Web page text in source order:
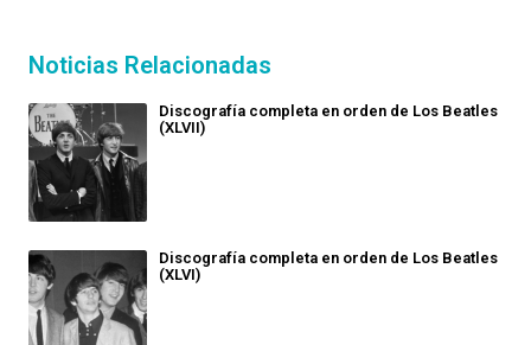
Noticias Relacionadas
Discografía completa en orden de Los Beatles
(XLVII)
Discografía completa en orden de Los Beatles
(XLVI)